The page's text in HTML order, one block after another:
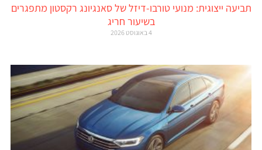
תביעה ייצוגית: מנועי טורבו-דיזל של סאנגיונג רקסטון מתפגרים
בשיעור חריג
4 באוגוסט 2026